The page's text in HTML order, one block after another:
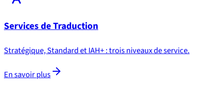
Services de Traduction
Stratégique, Standard et IAH+ : trois niveaux de service.
En savoir plus